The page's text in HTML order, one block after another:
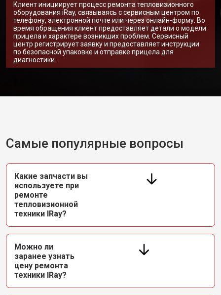
Клиент инициирует процесс ремонта тепловизионного
оборудования iRay, связываясь с сервисным центром по
телефону, электронной почте или через онлайн-форму. Во
время обращения клиент предоставляет детали о модели
прицела и характере возникших проблем. Сервисный
центр регистрирует заявку и предоставляет инструкции
по безопасной упаковке и отправке прицела для
диагностики.
Самые популярные вопросы
Какие запчасти вы
используете при
ремонте
тепловизионной
техники IRay?
Можно ли
заранее узнать
цену ремонта
техники IRay?